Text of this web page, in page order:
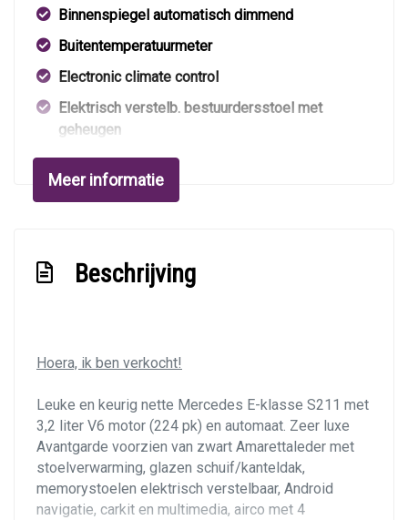
Binnenspiegel automatisch dimmend
Buitentemperatuurmeter
Electronic climate control
Elektrisch verstelb. bestuurdersstoel met
geheugen
Elektrisch verstelbare bestuurdersstoel
Elektrisch verstelbare passagiersstoel
Lederen/stof bekleding
Passagiersstoel in hoogte verstelbaar
Stuur en versnellingspook (kunst)leder
Stuur verstelbaar
Stuurbekrachtiging
Meer informatie
Beschrijving
Hoera, ik ben verkocht!
Leuke en keurig nette Mercedes E-klasse S211 met
3,2 liter V6 motor (224 pk) en automaat. Zeer luxe
Avantgarde voorzien van zwart Amarettaleder met
stoelverwarming, glazen schuif/kanteldak,
memorystoelen elektrisch verstelbaar, Android
navigatie, carkit en multimedia, airco met 4